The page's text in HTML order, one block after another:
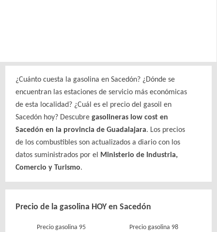
¿Cuánto cuesta la gasolina en Sacedón? ¿Dónde se
encuentran las estaciones de servicio más económicas
de esta localidad? ¿Cuál es el precio del gasoil en
Sacedón hoy? Descubregasolineras low cost en
Sacedón en la provincia de Guadalajara. Los precios
de los combustibles son actualizados a diario con los
datos suministrados por el
Ministerio de Industria,
Comercio y Turismo.
Precio de la gasolina HOY en Sacedón
Precio gasolina 95 Precio gasolina 98